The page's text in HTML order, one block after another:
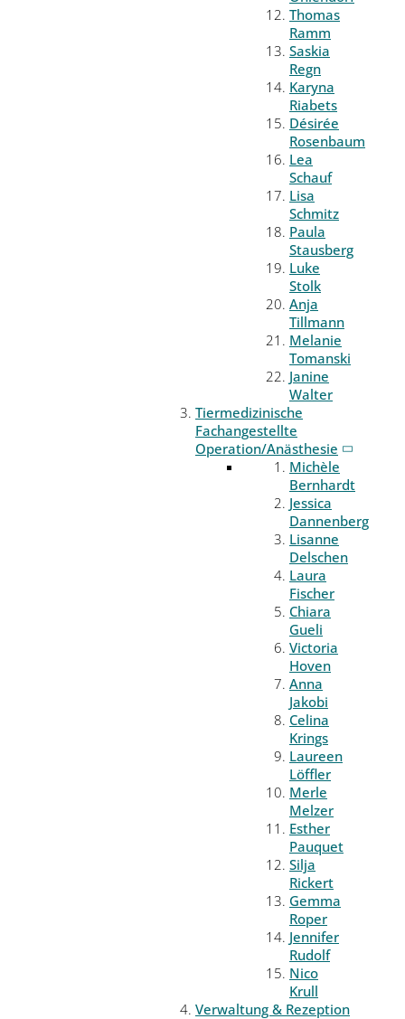
Thomas
Ramm
Saskia
Regn
Karyna
Riabets
Désirée
Rosenbaum
Lea
Schauf
Lisa
Schmitz
Paula
Stausberg
Luke
Stolk
Anja
Tillmann
Melanie
Tomanski
Janine
Walter
Tiermedizinische
Fachangestellte
Operation/Anästhesie
Michèle
Bernhardt
Jessica
Dannenberg
Lisanne
Delschen
Laura
Fischer
Chiara
Gueli
Victoria
Hoven
Anna
Jakobi
Celina
Krings
Laureen
Löffler
Merle
Melzer
Esther
Pauquet
Silja
Rickert
Gemma
Roper
Jennifer
Rudolf
Nico
Krull
Verwaltung & Rezeption